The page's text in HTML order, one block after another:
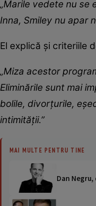
„Marile vedete nu se
Inna, Smiley nu apar
El explică și criteriile
„Miza acestor
Eliminările sunt mai
bolile, divorțurile,
intimității.”
MAI MULTE PENTRU TINE
Dan